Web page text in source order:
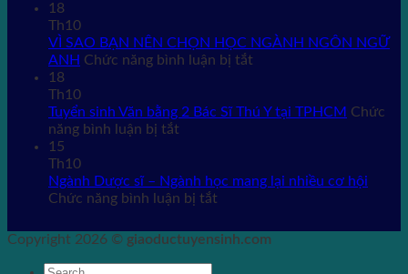
18
Th10
VÌ SAO BẠN NÊN CHỌN HỌC NGÀNH NGÔN NGỮ
ANH Chức năng bình luận bị tắt
BẠN
NGÀNH
ANH
18
Th10
Tuyển sinh Văn bằng 2 Bác Sĩ Thú Y tại TPHCM Chức
năng bình luận bị tắt
Văn
bằng
Bác
Thú
15
Th10
Ngành Dược sĩ – Ngành học mang lại nhiều cơ hội
Chức năng bình luận bị tắt
Dược
Copyright 2026 © giaoductuyensinh.com